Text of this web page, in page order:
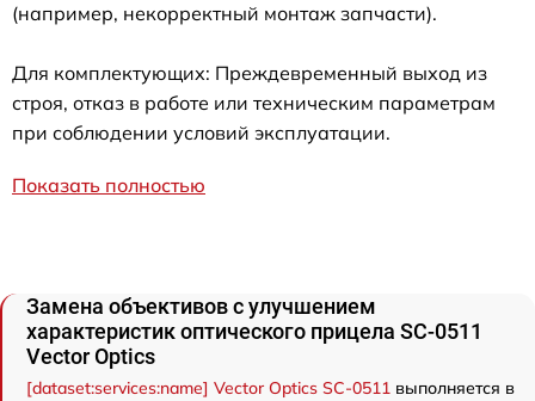
(например, некорректный монтаж запчасти).
Для комплектующих: Преждевременный выход из
строя, отказ в работе или техническим параметрам
при соблюдении условий эксплуатации.
Показать полностью
Замена объективов с улучшением
характеристик оптического прицела SC-0511
Vector Optics
[dataset:services:name] Vector Optics SC-0511 выполняется в